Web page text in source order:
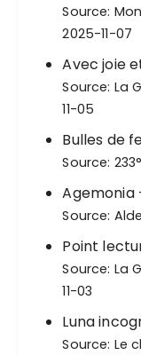
Source:
2025-11-07
Avec joie
Source: La
11-05
Bulles de
Source: 233°
Agemonia
Source:
Point
Source: La
11-03
Luna
Source: Le